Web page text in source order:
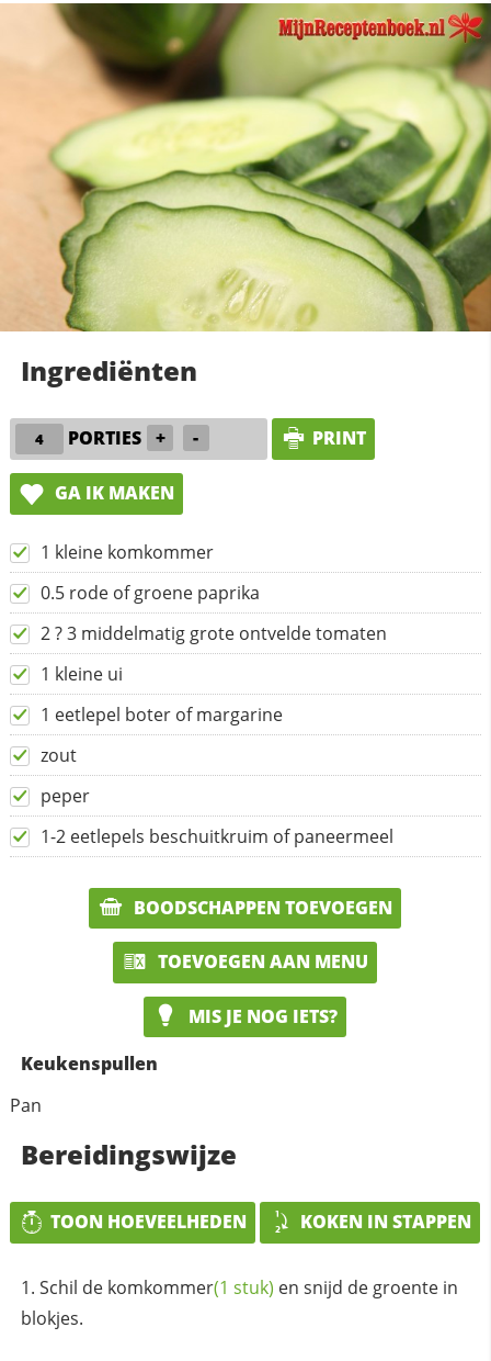
Ingrediënten
PORTIES + - PRINT
GA IK MAKEN
1 kleine komkommer
0.5 rode of groene paprika
2 ? 3 middelmatig grote ontvelde tomaten
1 kleine ui
1 eetlepel boter of margarine
zout
peper
1-2 eetlepels beschuitkruim of paneermeel
BOODSCHAPPEN TOEVOEGEN
TOEVOEGEN AAN MENU
MIS JE NOG IETS?
Keukenspullen
Pan
Bereidingswijze
TOON HOEVEELHEDEN KOKEN IN STAPPEN
Schil de komkommer(1 stuk) en snijd de groente in
blokjes.